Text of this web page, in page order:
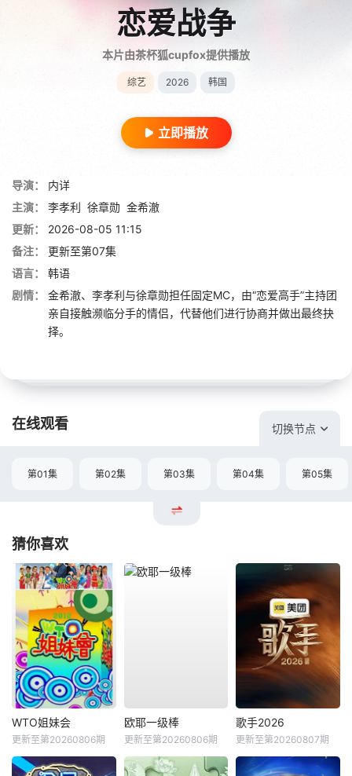
恋爱战争
本片由茶杯狐cupfox提供播放
综艺 2026 韩国
立即播放
导演：
内详
主演：
李孝利 徐章勋 金希澈
更新：
2026-08-05 11:15
备注：
更新至第07集
语言：
韩语
剧情：
金希澈、李孝利与徐章勋担任固定MC，由“恋爱高手”主持团
亲自接触濒临分手的情侣，代替他们进行协商并做出最终抉
择。
在线观看 切换节点
第01集 第02集 第03集 第04集 第05集
猜你喜欢
WTO姐妹会
更新至第20260806期
欧耶一级棒
更新至第20260806期
歌手2026
更新至第20260807期